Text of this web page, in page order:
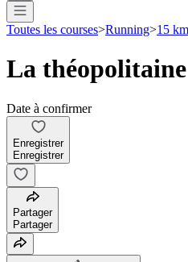
Toutes les courses>Running>15 km
La théopolitaine
Date à confirmer
Enregistrer
Enregistrer
Partager
Partager